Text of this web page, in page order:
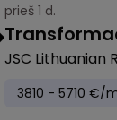
prieš 1 d.
JSC Lithuanian
3810 - 5710 €/